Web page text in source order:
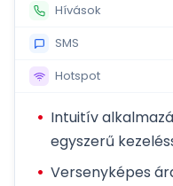
Hívások
SMS
Hotspot
Intuitív
egyszerű
Versenyképes